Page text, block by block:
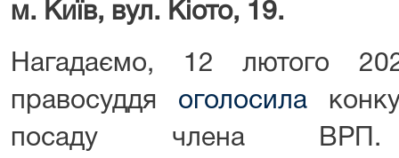
м. Київ, вул. Кіото, 19.
Нагадаємо, 12 лютого
правосуддя оголосила
посаду члена ВРП.